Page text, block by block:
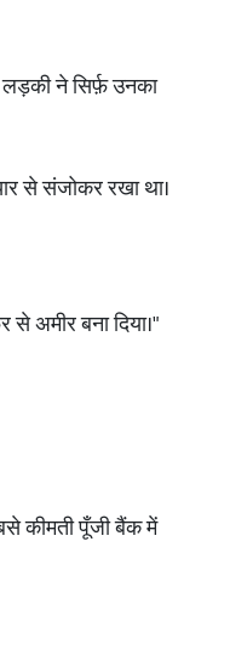
ने सिर्फ़ उनका
से संजोकर रखा था।
अमीर बना दिया।"
कीमती पूँजी बैंक में